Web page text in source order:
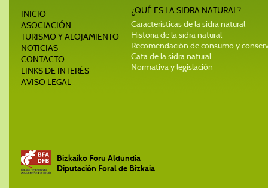
INICIO
ASOCIACIÓN
TURISMO Y ALOJAMIENTO
NOTICIAS
CONTACTO
LINKS DE INTERÉS
AVISO LEGAL
¿QUÉ ES LA SIDRA NATURAL?
Características de la sidra natural
Historia de la sidra natural
Recomendación de consumo y
Cata de la sidra natural
Normativa y legislación
Bizkaiko Foru Aldundia
Diputación Foral de Bizkaia